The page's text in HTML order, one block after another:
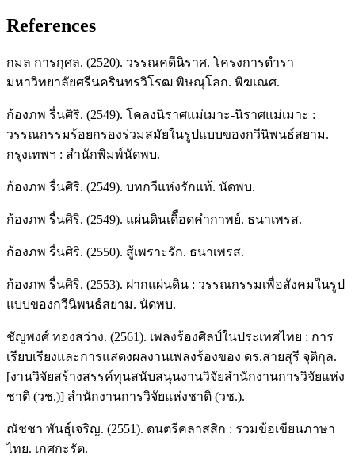
References
กมล การกุศล. (2520). วรรณคดีนิราศ. โครงการตำรา
มหาวิทยาลัยศรีนครินทรวิโรฒ พิษณุโลก. พิฆเณศ.
ก้องภพ รื่นศิริ. (2549). โคลงนิราศแม่เมาะ-นิราศแม่เมาะ :
วรรณกรรมร้อยกรองร่วมสมัยในรูปแบบของกวีนิพนธ์สยาม.
กรุงเทพฯ : สำนักพิมพ์นัดพบ.
ก้องภพ รื่นศิริ. (2549). บทกวีแห่งรักแท้. นัดพบ.
ก้องภพ รื่นศิริ. (2549). แผ่นดินเดิือดคำกาพย์. ธนาเพรส.
ก้องภพ รื่นศิริ. (2550). สู้เพราะรัก. ธนาเพรส.
ก้องภพ รื่นศิริ. (2553). ฝากแผ่นดิน : วรรณกรรมเพื่อสังคมในรูป
แบบของกวีนิพนธ์สยาม. นัดพบ.
ชัญพงศ์ ทองสว่าง. (2561). เพลงร้องศิลป์ในประเทศไทย : การ
เรียบเรียงและการแสดงผลงานเพลงร้องของ ดร.สายสุรี จุติกุล.
[งานวิจัยสร้างสรรค์ทุนสนับสนุนงานวิจัยสำนักงานการวิจัยแห่ง
ชาติ (วช.)] สำนักงานการวิจัยแห่งชาติ (วช.).
ณัชชา พันธ์ุเจริญ. (2551). ดนตรีคลาสสิก : รวมข้อเขียนภาษา
ไทย. เกศกะรัต.